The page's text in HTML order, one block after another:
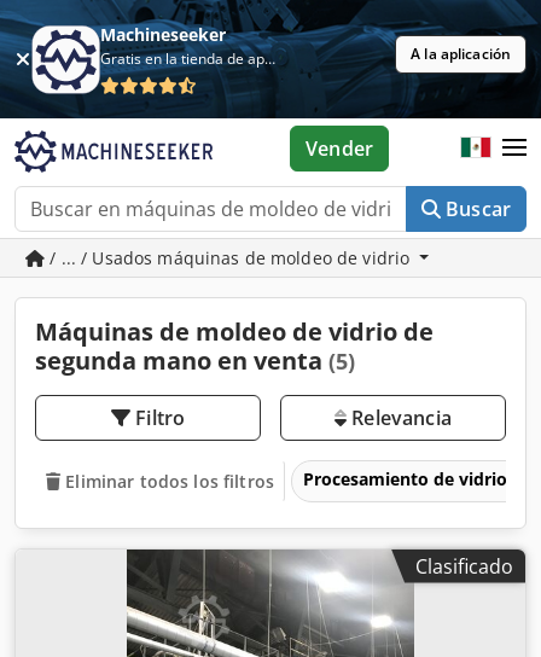
Machineseeker
Gratis en la tienda de aplicaciones A la aplicación
Buscar
Vender
/ ... / Usados máquinas de moldeo de vidrio
Máquinas de moldeo de vidrio de
segunda mano en venta (5)
Filtro Relevancia
Eliminar todos los filtros Procesamiento de vidrio y
Clasificado